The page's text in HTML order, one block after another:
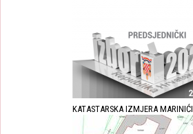
KATASTARSKA IZMJERA MARINIĆI